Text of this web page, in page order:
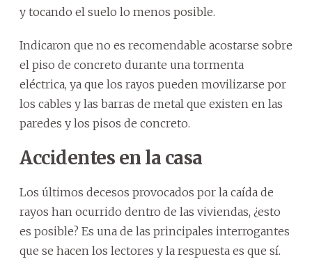
y tocando el suelo lo menos posible.
Indicaron que no es recomendable acostarse sobre
el piso de concreto durante una tormenta
eléctrica, ya que los rayos pueden movilizarse por
los cables y las barras de metal que existen en las
paredes y los pisos de concreto.
Accidentes en la casa
Los últimos decesos provocados por la caída de
rayos han ocurrido dentro de las viviendas, ¿esto
es posible? Es una de las principales interrogantes
que se hacen los lectores y la respuesta es que sí.